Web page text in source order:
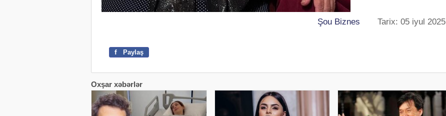
Şou Biznes Tarix: 05 iyul 2025
f Paylaş
Oxşar xəbərlər